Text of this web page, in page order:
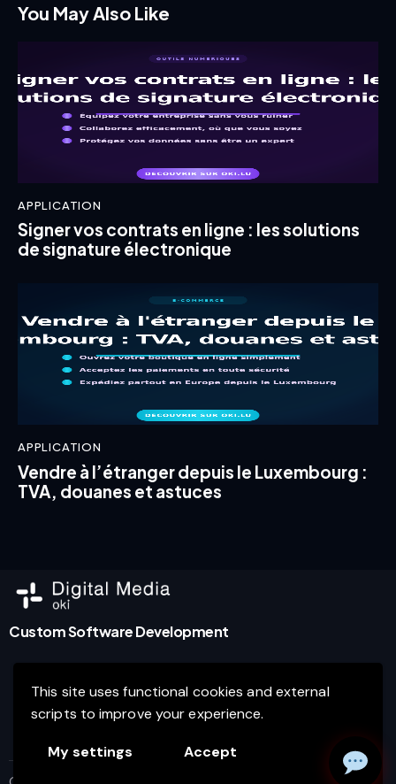
This site uses functional cookies and external
scripts to improve your experience.
My settings Accept
You May Also Like
APPLICATION
Signer vos contrats en ligne : les solutions
de signature électronique
APPLICATION
Vendre à l’étranger depuis le Luxembourg :
TVA, douanes et astuces
Custom Software Development
Agence de marketing digital et développement de
logiciels d’entreprise à Luxembourg.